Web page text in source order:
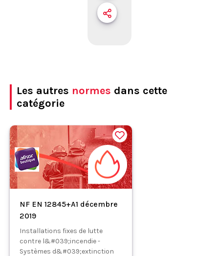
Les autres normes dans cette
catégorie
NF EN 12845+A1 décembre
2019
Installations fixes de lutte
contre l&#039;incendie -
Systèmes d&#039;extinction